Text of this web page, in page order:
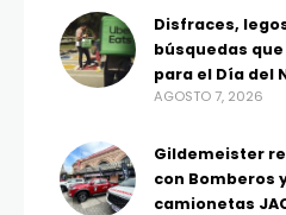
Disfraces,
búsquedas
para el Día del
AGOSTO 7, 2026
Gildemeister
con Bomberos
camionetas